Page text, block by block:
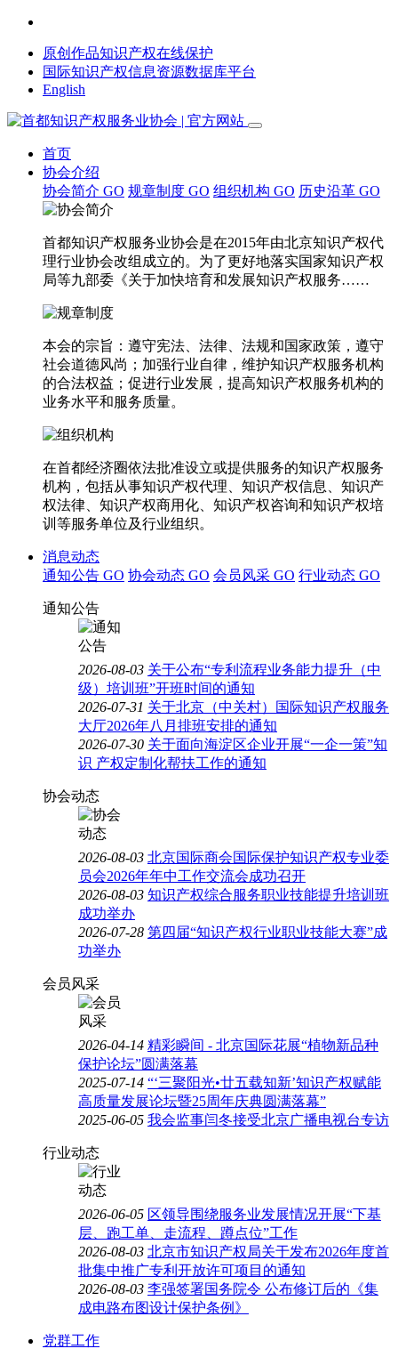
原创作品知识产权在线保护
国际知识产权信息资源数据库平台
English
首页
协会介绍
协会简介 GO 规章制度 GO 组织机构 GO 历史沿革 GO
首都知识产权服务业协会是在2015年由北京知识产权代
理行业协会改组成立的。为了更好地落实国家知识产权
局等九部委《关于加快培育和发展知识产权服务……
本会的宗旨：遵守宪法、法律、法规和国家政策，遵守
社会道德风尚；加强行业自律，维护知识产权服务机构
的合法权益；促进行业发展，提高知识产权服务机构的
业务水平和服务质量。
在首都经济圈依法批准设立或提供服务的知识产权服务
机构，包括从事知识产权代理、知识产权信息、知识产
权法律、知识产权商用化、知识产权咨询和知识产权培
训等服务单位及行业组织。
消息动态
通知公告 GO 协会动态 GO 会员风采 GO 行业动态 GO
通知公告
2026-08-03 关于公布“专利流程业务能力提升（中
级）培训班”开班时间的通知
2026-07-31 关于北京（中关村）国际知识产权服务
大厅2026年八月排班安排的通知
2026-07-30 关于面向海淀区企业开展“一企一策”知
识 产权定制化帮扶工作的通知
协会动态
2026-08-03 北京国际商会国际保护知识产权专业委
员会2026年年中工作交流会成功召开
2026-08-03 知识产权综合服务职业技能提升培训班
成功举办
2026-07-28 第四届“知识产权行业职业技能大赛”成
功举办
会员风采
2026-04-14 精彩瞬间 - 北京国际花展“植物新品种
保护论坛”圆满落幕
2025-07-14 “‘三聚阳光•廿五载知新’知识产权赋能
高质量发展论坛暨25周年庆典圆满落幕”
2025-06-05 我会监事闫冬接受北京广播电视台专访
行业动态
2026-06-05 区领导围绕服务业发展情况开展“下基
层、跑工单、走流程、蹲点位”工作
2026-08-03 北京市知识产权局关于发布2026年度首
批集中推广专利开放许可项目的通知
2026-08-03 李强签署国务院令 公布修订后的《集
成电路布图设计保护条例》
党群工作